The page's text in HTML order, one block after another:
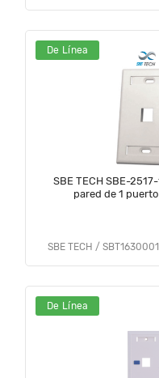
De Línea
SBE TECH SBE-
pared de 1
SBE TECH /
De Línea